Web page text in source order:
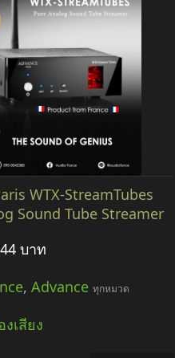
WTX-StreamTubes
Sound Tube Streamer
บาท
, Advance ทุกหมวด
งเสียง